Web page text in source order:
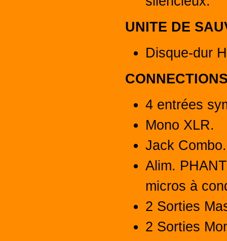
UNITE DE
Disque-dur
4 entrées
Mono XLR.
Jack Combo.
Alim.
micros à
2 Sorties
2 Sorties